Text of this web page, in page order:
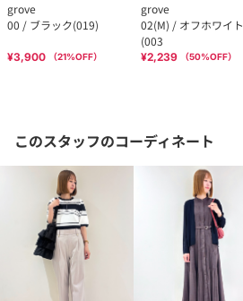
grove
00 / ブラック(019)
¥3,900 （21%OFF）
grove
02(M) / オフホワイト
(003
¥2,239 （50%OFF）
このスタッフのコーディネート